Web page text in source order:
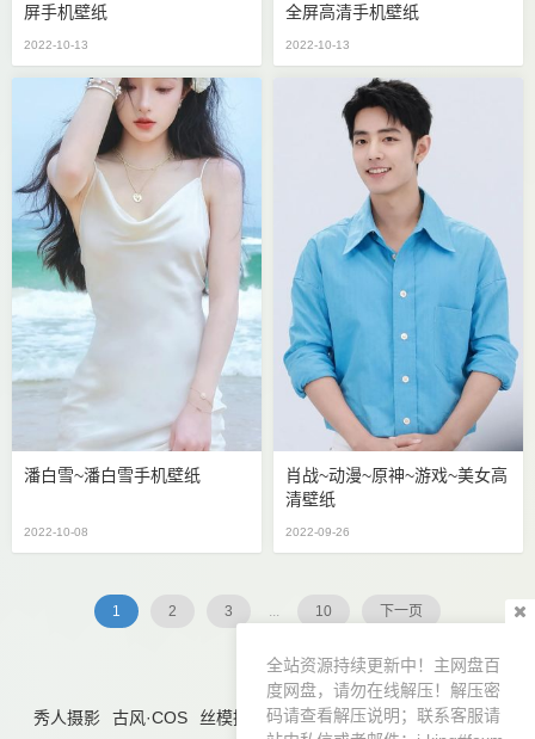
屏手机壁纸
2022-10-13
全屏高清手机壁纸
2022-10-13
潘白雪~潘白雪手机壁纸
2022-10-08
肖战~动漫~原神~游戏~美女高
清壁纸
2022-09-26
1 2 3 ... 10 下一页
秀人摄影 古风·COS 丝模摄影 精品摄影 优质壁纸
合集导航
全站资源持续更新中！主网盘百
度网盘，请勿在线解压！解压密
码请查看解压说明；联系客服请